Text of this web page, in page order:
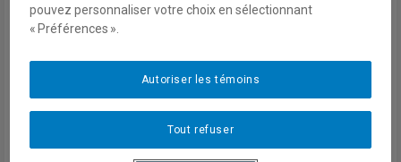
Par Alexandre Massaux
En savoir plus
pouvez personnaliser votre choix en sélectionnant
« Préférences ».
Tout refuser
Autoriser les témoins